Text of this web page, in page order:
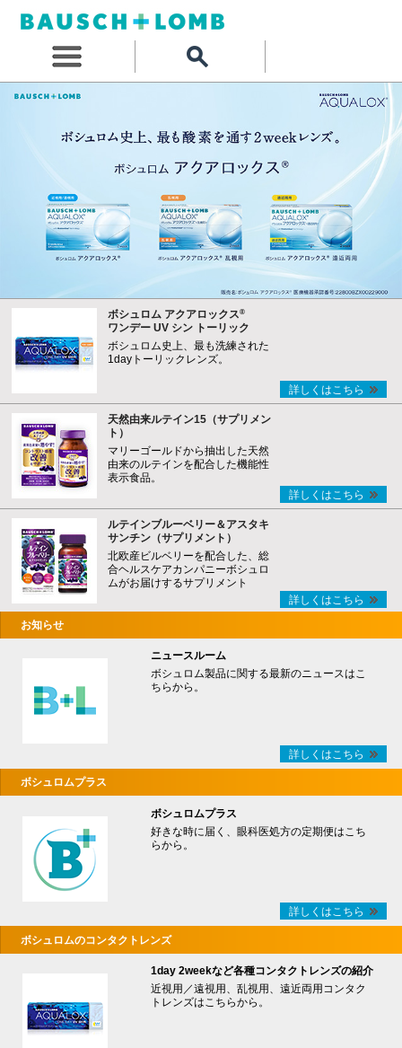
ボシュロム アクアロックス®
ワンデー UV シン トーリック
ボシュロム史上、最も洗練された
1dayトーリックレンズ。
詳しくはこちら
天然由来ルテイン15（サプリメン
ト）
マリーゴールドから抽出した天然
由来のルテインを配合した機能性
表示食品。
詳しくはこちら
ルテインブルーベリー＆アスタキ
サンチン（サプリメント）
北欧産ビルベリーを配合した、総
合ヘルスケアカンパニーボシュロ
ムがお届けするサプリメント
詳しくはこちら
お知らせ
ニュースルーム
ボシュロム製品に関する最新のニュースはこ
ちらから。
詳しくはこちら
ボシュロムプラス
ボシュロムプラス
好きな時に届く、眼科医処方の定期便はこち
らから。
詳しくはこちら
ボシュロムのコンタクトレンズ
1day 2weekなど各種コンタクトレンズの紹介
近視用／遠視用、乱視用、遠近両用コンタク
トレンズはこちらから。